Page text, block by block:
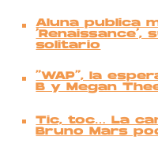
Aluna publica
solitario
“WAP”, la
B y Megan
Tic, toc… La
Bruno Mars